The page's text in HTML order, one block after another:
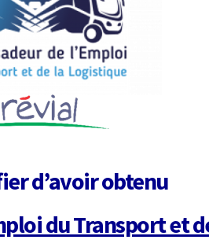
d’avoir obtenu
du Transport et